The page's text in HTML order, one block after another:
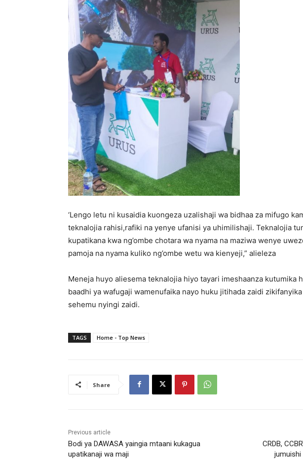
‘Lengo letu ni kusaidia kuongeza uzalishaji wa bidhaa za mifugo
teknalojia rahisi,rafiki na yenye ufanisi ya uhimilishaji. Teknalojia
kupatikana kwa ng’ombe chotara wa nyama na maziwa wenye
pamoja na nyama kuliko ng’ombe wetu wa kienyeji,” alieleza
Meneja huyo aliesema teknalojia hiyo tayari imeshaanza kutumika
baadhi ya wafugaji wamenufaika nayo huku jitihada zaidi
sehemu nyingi zaidi.
TAGS Home - Top News
Share
Previous article
Bodi ya DAWASA yaingia mtaani kukagua
upatikanaji wa maji
CRDB,
jumuishi